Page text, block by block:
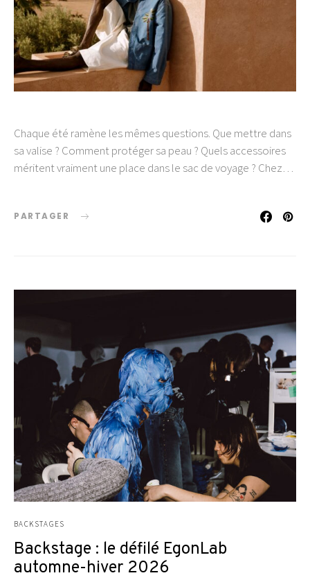
Chaque été ramène les mêmes questions. Que mettre dans
sa valise ? Comment protéger sa peau ? Quels accessoires
méritent vraiment une place dans le sac de voyage ? Chez…
PARTAGER
BACKSTAGES
Backstage : le défilé EgonLab
automne-hiver 2026